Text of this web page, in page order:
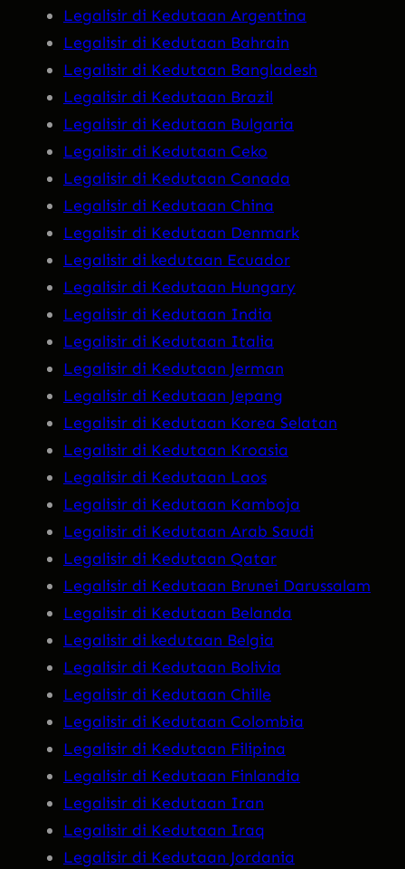
Legalisir di Kedutaan Argentina
Legalisir di Kedutaan Bahrain
Legalisir di Kedutaan Bangladesh
Legalisir di Kedutaan Brazil
Legalisir di Kedutaan Bulgaria
Legalisir di Kedutaan Ceko
Legalisir di Kedutaan Canada
Legalisir di Kedutaan China
Legalisir di Kedutaan Denmark
Legalisir di kedutaan Ecuador
Legalisir di Kedutaan Hungary
Legalisir di Kedutaan India
Legalisir di Kedutaan Italia
Legalisir di Kedutaan Jerman
Legalisir di Kedutaan Jepang
Legalisir di Kedutaan Korea Selatan
Legalisir di Kedutaan Kroasia
Legalisir di Kedutaan Laos
Legalisir di Kedutaan Kamboja
Legalisir di Kedutaan Arab Saudi
Legalisir di Kedutaan Qatar
Legalisir di Kedutaan Brunei Darussalam
Legalisir di Kedutaan Belanda
Legalisir di kedutaan Belgia
Legalisir di Kedutaan Bolivia
Legalisir di Kedutaan Chille
Legalisir di Kedutaan Colombia
Legalisir di Kedutaan Filipina
Legalisir di Kedutaan Finlandia
Legalisir di Kedutaan Iran
Legalisir di Kedutaan Iraq
Legalisir di Kedutaan Jordania